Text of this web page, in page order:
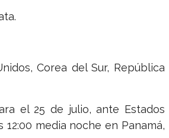
Corea del Sur, República
el 25 de julio, ante Estados
media noche en Panamá,